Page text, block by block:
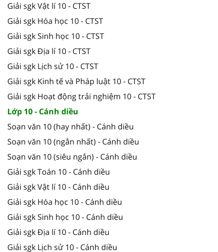
Giải sgk Vật lí 10 - CTST
Giải sgk Hóa học 10 - CTST
Giải sgk Sinh học 10 - CTST
Giải sgk Địa lí 10 - CTST
Giải sgk Lịch sử 10 - CTST
Giải sgk Kinh tế và Pháp luật 10 - CTST
Giải sgk Hoạt động trải nghiệm 10 - CTST
Lớp 10 - Cánh diều
Soạn văn 10 (hay nhất) - Cánh diều
Soạn văn 10 (ngắn nhất) - Cánh diều
Soạn văn 10 (siêu ngắn) - Cánh diều
Giải sgk Toán 10 - Cánh diều
Giải sgk Vật lí 10 - Cánh diều
Giải sgk Hóa học 10 - Cánh diều
Giải sgk Sinh học 10 - Cánh diều
Giải sgk Địa lí 10 - Cánh diều
Giải sgk Lịch sử 10 - Cánh diều